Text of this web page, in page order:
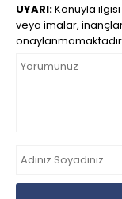
UYARI:Konuyla
veya imalar,